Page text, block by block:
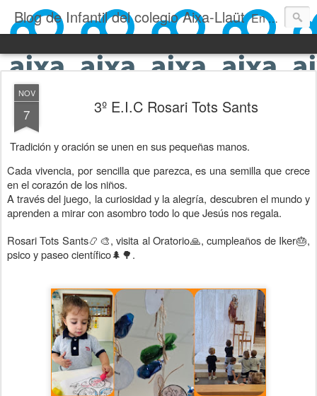
Blog de Infantil del colegio Aixa-Llaüt En nuestro blog verás las actividades del día a día de Infantil, de los alumnos de 0 a 6 años: los talleres, los experimentos, las rutinas, las clases, los patios, etc. ¡Todo aquello que los más pequeños no saben contar!
NOV
7 3º E.I.C Rosari Tots Sants
Tradición y oración se unen en sus pequeñas manos.
Cada vivencia, por sencilla que parezca, es una semilla que crece
en el corazón de los niños.
A través del juego, la curiosidad y la alegría, descubren el mundo y
aprenden a mirar con asombro todo lo que Jesús nos regala.
Rosari Tots Sants📿🎨, visita al Oratorio🙏, cumpleaños de Iker🎂,
psico y paseo científico🌲🌳.